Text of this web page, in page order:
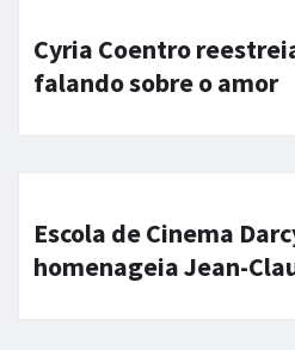
Cyria Coentro
falando sobre o amor
Escola de Cinema
homenageia Jean-